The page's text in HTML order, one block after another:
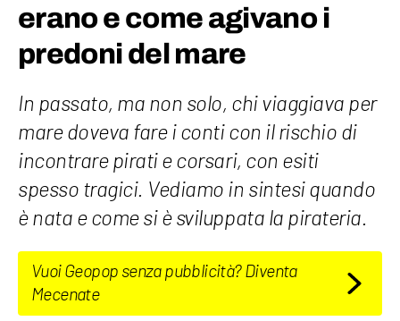
erano e come agivano i
predoni del mare
In passato, ma non solo, chi viaggiava per
mare doveva fare i conti con il rischio di
incontrare pirati e corsari, con esiti
spesso tragici. Vediamo in sintesi quando
è nata e come si è sviluppata la pirateria.
Vuoi Geopop senza pubblicità? Diventa
Mecenate